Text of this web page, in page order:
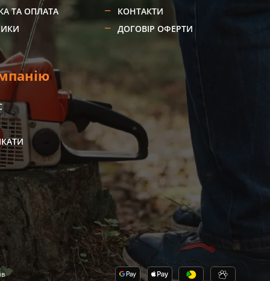
ТА ОПЛАТА
КОНТАКТИ
ДОГОВІР ОФЕРТИ